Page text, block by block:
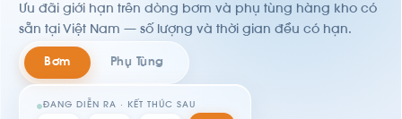
Ưu đãi giới hạn trên dòng bơm và phụ tùng hàng kho có
sẵn tại Việt Nam — số lượng và thời gian đều có hạn.
Bơm Phụ Tùng
ĐANG DIỄN RA · KẾT THÚC SAU